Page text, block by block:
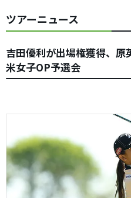
ツアーニュース
吉田優利が出場権獲得、
米女子OP予選会